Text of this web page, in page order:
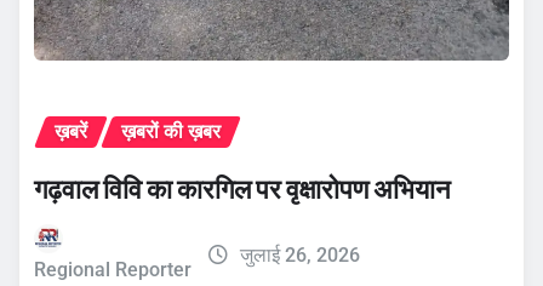
ख़बरें ख़बरों की ख़बर
गढ़वाल विवि का कारगिल पर वृक्षारोपण अभियान
Regional Reporter
जुलाई 26, 2026